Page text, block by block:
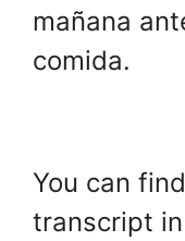
mañana
comida.
You can
transcript